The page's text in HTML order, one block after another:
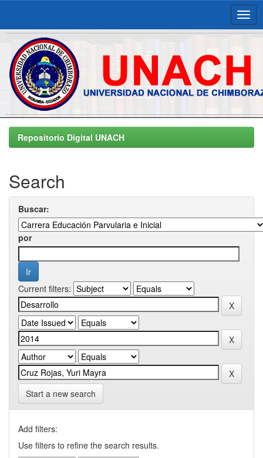
Skip
navigationRepositorio Digital UNACH
Search
Buscar:
por
Current filters:
Start a new search
Add filters:
Use filters to refine the search results.